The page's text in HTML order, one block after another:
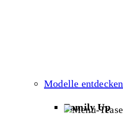
Modelle entdecken
Family Up